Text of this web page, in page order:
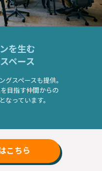
を生む
ペース
スペースも提供。
目指す仲間からの
なっています。
こちら